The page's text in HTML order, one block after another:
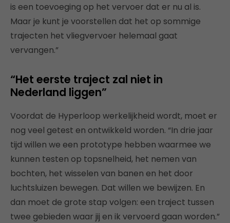
is een toevoeging op het vervoer dat er nu al is.
Maar je kunt je voorstellen dat het op sommige
trajecten het vliegvervoer helemaal gaat
vervangen.”
“Het eerste traject zal niet in
Nederland liggen”
Voordat de Hyperloop werkelijkheid wordt, moet er
nog veel getest en ontwikkeld worden. “In drie jaar
tijd willen we een prototype hebben waarmee we
kunnen testen op topsnelheid, het nemen van
bochten, het wisselen van banen en het door
luchtsluizen bewegen. Dat willen we bewijzen. En
dan moet de grote stap volgen: een traject tussen
twee gebieden waar jij en ik vervoerd gaan worden.”